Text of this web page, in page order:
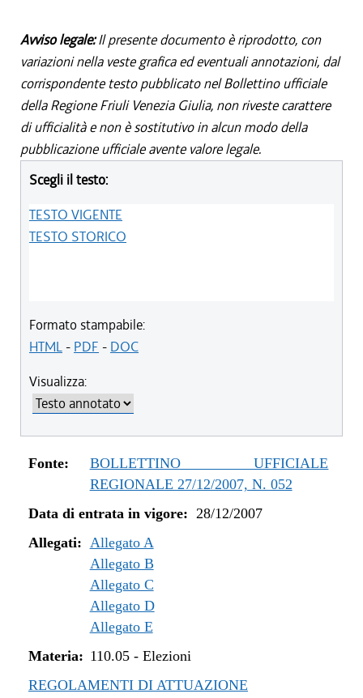
Avviso legale:Il presente documento è riprodotto, con
variazioni nella veste grafica ed eventuali annotazioni, dal
corrispondente testo pubblicato nel Bollettino ufficiale
della Regione Friuli Venezia Giulia, non riveste carattere
di ufficialità e non è sostitutivo in alcun modo della
pubblicazione ufficiale avente valore legale.
Scegli il testo:
TESTO VIGENTE
TESTO STORICO
Formato stampabile:
HTML- PDF - DOC
Visualizza:
Fonte:
BOLLETTINO UFFICIALE
REGIONALE 27/12/2007, N. 052
Data di entrata in vigore: 28/12/2007
Allegati: Allegato A
Allegato B
Allegato C
Allegato D
Allegato E
Materia: 110.05- Elezioni
REGOLAMENTI DI ATTUAZIONE